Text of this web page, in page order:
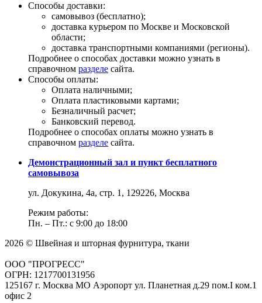
Способы доставки:
самовывоз (бесплатно);
доставка курьером по Москве и Московской
области;
доставка транспортными компаниями (регионы).
Подробнее о способах доставки можно узнать в
справочном разделе сайта.
Способы оплаты:
Оплата наличными;
Оплата пластиковыми картами;
Безналичный расчет;
Банковский перевод.
Подробнее о способах оплаты можно узнать в
справочном разделе сайта.
Демонстрационный зал и пункт бесплатного
самовывоза
ул. Докукина, 4а, стр. 1, 129226, Москва
Режим работы:
Пн. – Пт.: с 9:00 до 18:00
2026 © Швейная и шторная фурнитура, ткани
ООО "ПРОГРЕСС"
ОГРН: 1217700131956
125167 г. Москва МО Аэропорт ул. Планетная д.29 пом.I ком.1
офис 2